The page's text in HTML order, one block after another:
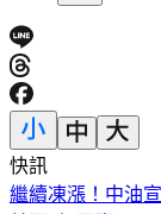
快訊
白海豚颱風發威